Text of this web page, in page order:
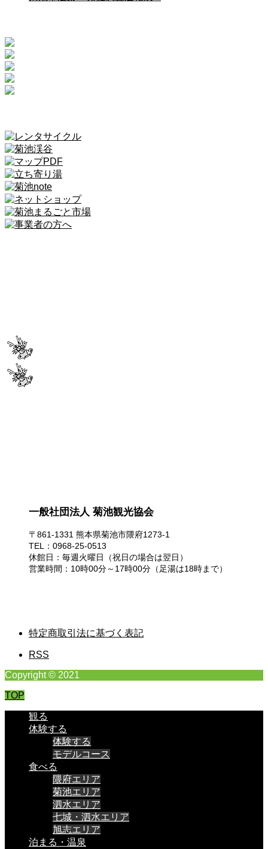
一般社団法人 菊池観光協会
〒861-1331 熊本県菊池市隈府1273-1
TEL：0968-25-0513
休館日：毎週火曜日（祝日の場合は翌日）
営業時間：10時00分～17時00分（足湯は18時まで）
特定商取引法に基づく表記
RSS
Copyright © 2021
TOP
観る
体験する
体験する
モデルコース
食べる
隈府エリア
菊池エリア
泗水エリア
七城・泗水エリア
旭志エリア
泊まる・温泉